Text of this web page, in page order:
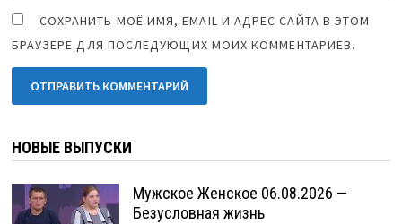
СОХРАНИТЬ МОЁ ИМЯ, EMAIL И АДРЕС САЙТА В ЭТОМ
БРАУЗЕРЕ ДЛЯ ПОСЛЕДУЮЩИХ МОИХ КОММЕНТАРИЕВ.
НОВЫЕ ВЫПУСКИ
Мужское Женское 06.08.2026 —
Безусловная жизнь